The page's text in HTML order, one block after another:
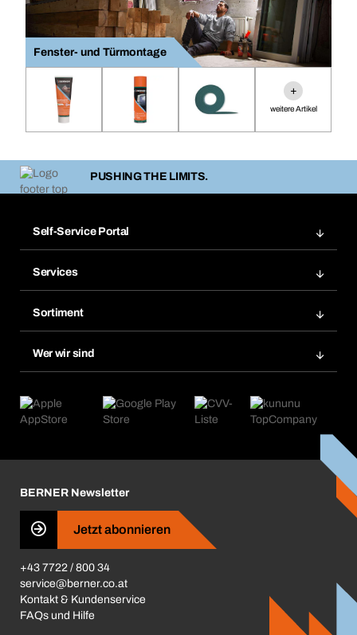
Fenster- und Türmontage
+
weitere Artikel
PUSHING THE LIMITS.
Self-Service Portal
Merklisten
Nachbestellungen
Abo-Funktion
Services
Chemical Safety Management
eProcurement
Produktfinder
Sortiment
Kataloge & Broschüren
Wer wir sind
Was uns antreibt
Presse
Business Conduct
BERNER Newsletter
Jetzt abonnieren
+43 7722 / 800 34
service@berner.co.at
Kontakt & Kundenservice
FAQs und Hilfe